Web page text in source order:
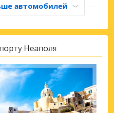
автомобилей
Неаполя